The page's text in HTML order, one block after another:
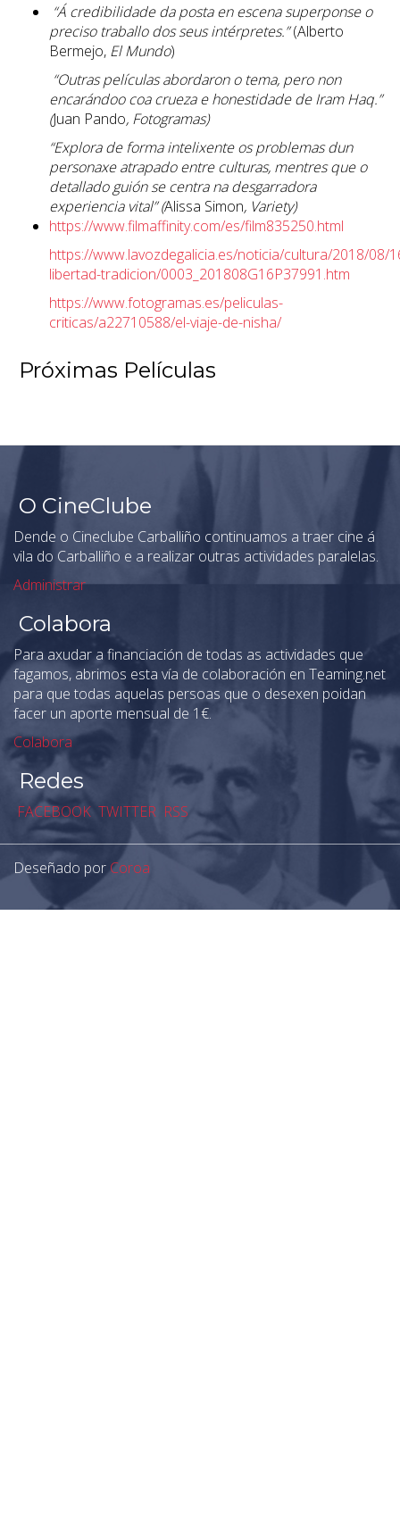
“Á credibilidade da posta en escena superponse o
preciso traballo dos seus intérpretes.”(Alberto
Bermejo, El Mundo)
“Outras películas abordaron o tema, pero non
encarándoo coa crueza e honestidade de Iram Haq.”
(Juan Pando, Fotogramas)
“Explora de forma intelixente os problemas dun
personaxe atrapado entre culturas, mentres que o
detallado guión se centra na desgarradora
experiencia vital” (Alissa Simon, Variety)
https://www.filmaffinity.com/es/film835250.html
https://www.lavozdegalicia.es/noticia/cultura/2018/08/
libertad-tradicion/0003_201808G16P37991.htm
https://www.fotogramas.es/peliculas-
criticas/a22710588/el-viaje-de-nisha/
Próximas Películas
O CineClube
Dende o Cineclube Carballiño continuamos a traer cine á
vila do Carballiño e a realizar outras actividades paralelas.
Administrar
Colabora
Para axudar a financiación de todas as actividades que
fagamos, abrimos esta vía de colaboración en Teaming.net
para que todas aquelas persoas que o desexen poidan
facer un aporte mensual de 1€.
Colabora
Redes
FACEBOOK TWITTER RSS
Deseñado porCoroa